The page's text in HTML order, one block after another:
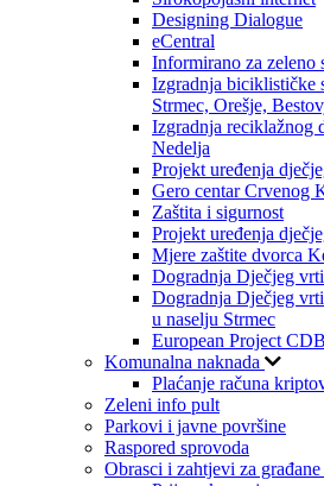
Designing Dialogue
eCentral
Informirano za zeleno
Izgradnja biciklističke
Strmec, Orešje,
Izgradnja reciklažnog
Nedelja
Projekt uređenja
Gero centar Crvenog
Zaštita i sigurnost
Projekt uređenja
Mjere zaštite dvorca
Dogradnja Dječjeg
Dogradnja Dječjeg
u naselju Strmec
European Project
Komunalna naknada
Plaćanje računa
Zeleni info pult
Parkovi i javne površine
Raspored sprovoda
Obrasci i zahtjevi za građane